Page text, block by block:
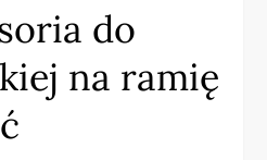
do
na ramię